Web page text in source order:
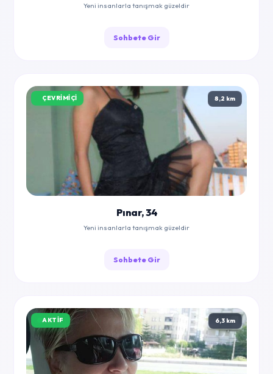
Yeni insanlarla tanışmak güzeldir
Sohbete Gir
ÇEVRIMIÇI 8,2 km
Pınar, 34
Yeni insanlarla tanışmak güzeldir
Sohbete Gir
AKTIF 6,3 km